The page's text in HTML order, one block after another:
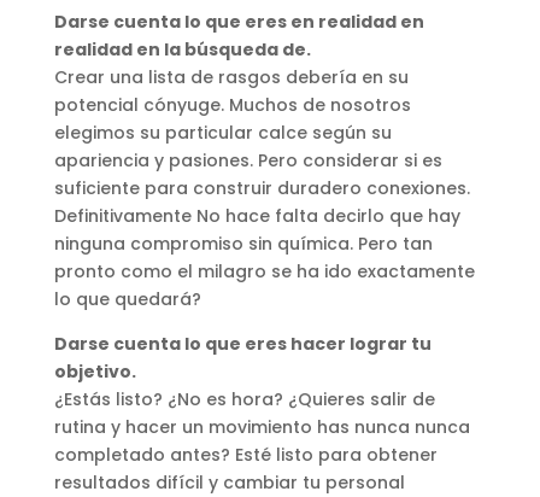
Darse cuenta lo que eres en realidad en
realidad en la búsqueda de.
Crear una lista de rasgos debería en su
potencial cónyuge. Muchos de nosotros
elegimos su particular calce según su
apariencia y pasiones. Pero considerar si es
suficiente para construir duradero conexiones.
Definitivamente No hace falta decirlo que hay
ninguna compromiso sin química. Pero tan
pronto como el milagro se ha ido exactamente
lo que quedará?
Darse cuenta lo que eres hacer lograr tu
objetivo.
¿Estás listo? ¿No es hora? ¿Quieres salir de
rutina y hacer un movimiento has nunca nunca
completado antes? Esté listo para obtener
resultados difícil y cambiar tu personal